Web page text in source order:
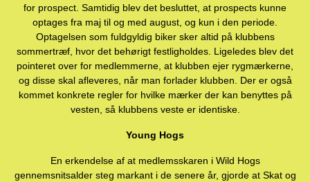
for prospect. Samtidig blev det besluttet, at prospects kunne
optages fra maj til og med august, og kun i den periode.
Optagelsen som fuldgyldig biker sker altid på klubbens
sommertræf, hvor det behørigt festligholdes. Ligeledes blev det
pointeret over for medlemmerne, at klubben ejer rygmærkerne,
og disse skal afleveres, når man forlader klubben. Der er også
kommet konkrete regler for hvilke mærker der kan benyttes på
vesten, så klubbens veste er identiske.
Young Hogs
En erkendelse af at medlemsskaren i Wild Hogs
gennemsnitsalder steg markant i de senere år, gjorde at Skat og